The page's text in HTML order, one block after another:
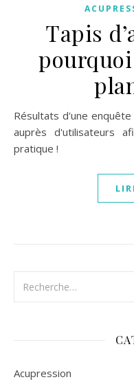
Tapis
Résultats d'une enquête inédite sur l'acupression, réalisée
auprès d'utilisateurs
pratique !
Acupression